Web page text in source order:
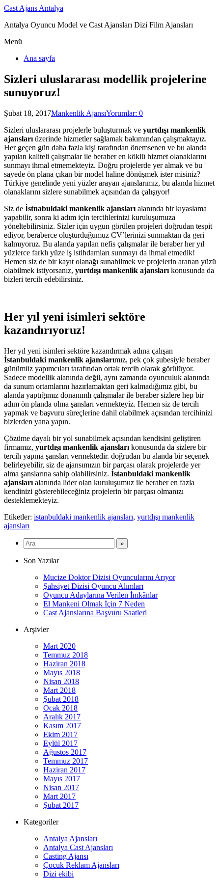
Cast Ajans Antalya
Antalya Oyuncu Model ve Cast Ajansları Dizi Film Ajansları
Menü
Ana sayfa
Sizleri uluslararası modellik projelerine
sunuyoruz!
Şubat 18, 2017Mankenlik AjansıYorumlar: 0
Sizleri uluslararası projelerle buluşturmak ve yurtdışı mankenlik
ajansları üzerinde hizmetler sağlamak bakımından çalışmaktayız.
Her geçen gün daha fazla kişi tarafından önemsenen ve bu alanda
yapılan kaliteli çalışmalar ile beraber en köklü hizmet olanaklarını
sunmayı ihmal etmemekteyiz. Doğru projelerde yer almak ve bu
sayede ön plana çıkan bir model haline dönüşmek ister misiniz?
Türkiye genelinde yeni yüzler arayan ajanslarımız, bu alanda hizmet
olanaklarını sizlere sunabilmek açısından da çalışıyor!
Siz de İstnabuldaki mankenlik ajansları alanında bir kıyaslama
yapabilir, sonra ki adım için tercihlerinizi kuruluşumuza
yöneltebilirsiniz. Sizler için uygun görülen projeleri doğrudan tespit
ediyor, beraberce oluşturduğumuz CV’lerinizi sunmaktan da geri
kalmıyoruz. Bu alanda yapılan nefis çalışmalar ile beraber her yıl
yüzlerce farklı yüze iş istihdamları sunmayı da ihmal etmedik!
Hemen siz de bir kayıt olanağı sunabilmek ve projelerin aranan yüzü
olabilmek istiyorsanız, yurtdışı mankenlik ajansları konusunda da
bizleri tercih edebilirsiniz.
Her yıl yeni isimleri sektöre
kazandırıyoruz!
Her yıl yeni isimleri sektöre kazandırmak adına çalışan
İstanbuldaki mankenlik ajanslarımız, pek çok şubesiyle beraber
günümüz yapımcıları tarafından ortak tercih olarak görülüyor.
Sadece modellik alanında değil, aynı zamanda oyunculuk alanında
da sunum ortamlarını hazırlamaktan geri kalmadığımız gibi, bu
alanda yaptığımız donanımlı çalışmalar ile beraber sizlere hep bir
adım ön planda olma şansları vermekteyiz. Hemen siz de tercih
yapmak ve başvuru süreçlerine dahil olabilmek açısından tercihinizi
bizlerden yana yapın.
Çözüme dayalı bir yol sunabilmek açısından kendisini geliştiren
firmamız, yurtdışı mankenlik ajansları konusunda da sizlere bir
tercih yapma şansları vermektedir. doğrudan bu alanda bir seçenek
belirleyebilir, siz de ajansımızın bir parçası olarak projelerde yer
alma şanslarına sahip olabilirsiniz. İstanbuldaki mankenlik
ajansları alanında lider olan kuruluşumuz ile beraber en fazla
kendinizi gösterebileceğiniz projelerin bir parçası olmanızı
desteklemekteyiz.
Etiketler: istanbuldaki mankenlik ajansları, yurtdışı mankenlik
ajansları
Son Yazılar
Mucize Doktor Dizisi Oyuncularını Arıyor
Şahsiyet Dizisi Oyuncu Alımları
Oyuncu Adaylarına Verilen İmkânlar
El Mankeni Olmak İçin 7 Neden
Cast Ajanslarına Başvuru Saatleri
Arşivler
Mart 2020
Temmuz 2018
Haziran 2018
Mayıs 2018
Nisan 2018
Mart 2018
Şubat 2018
Ocak 2018
Aralık 2017
Kasım 2017
Ekim 2017
Eylül 2017
Ağustos 2017
Temmuz 2017
Haziran 2017
Mayıs 2017
Nisan 2017
Mart 2017
Şubat 2017
Kategoriler
Antalya Ajansları
Antalya Cast Ajansları
Casting Ajansı
Çocuk Reklam Ajansları
Dizi ekibi